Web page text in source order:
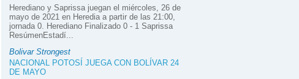
Herediano y Saprissa juegan el miércoles, 26 de
mayo de 2021 en Heredia a partir de las 21:00,
jornada 0. Herediano Finalizado 0 - 1 Saprissa
ResúmenEstadí...
Bolivar Strongest
NACIONAL POTOSÍ JUEGA CON BOLÍVAR 24
DE MAYO